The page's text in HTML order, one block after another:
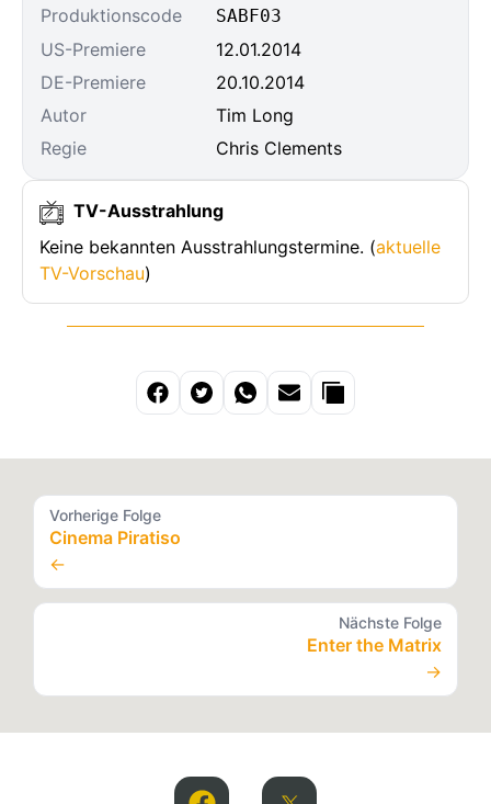
Produktionscode
SABF03
US-Premiere
12.01.2014
DE-Premiere
20.10.2014
Autor
Tim Long
Regie
Chris Clements
TV-Ausstrahlung
Keine bekannten Ausstrahlungstermine. (aktuelle
TV-Vorschau)
Vorherige Folge
Cinema Piratiso
←
Nächste Folge
Enter the Matrix
→